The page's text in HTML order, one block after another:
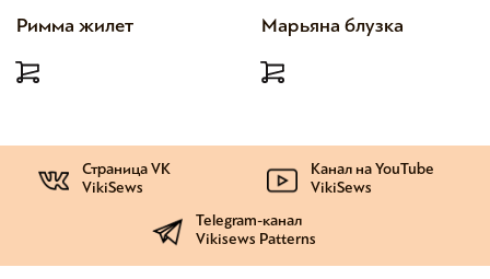
Римма жилет Марьяна блузка
Страница VK
VikiSews
Канал на YouTube
VikiSews
Telegram-канал
Vikisews Patterns